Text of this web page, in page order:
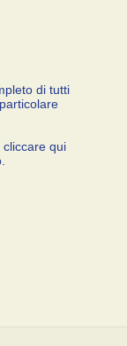
di tutti
cliccare qui